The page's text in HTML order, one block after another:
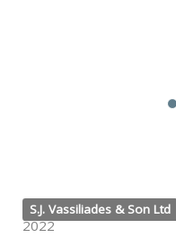
S.J. Vassiliades & Son Ltd
2022